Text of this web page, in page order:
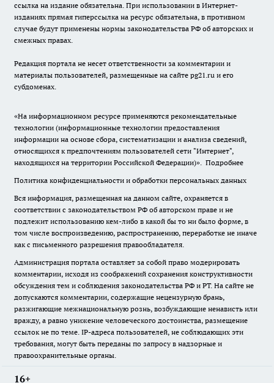
ссылка на издание обязательна. При использовании в Интернет-
изданиях прямая гиперссылка на ресурс обязательна, в противном
случае будут применены нормы законодательства РФ об авторских и
смежных правах.
Редакция портала не несет ответственности за комментарии и
материалы пользователей, размещенные на сайте pg21.ru и его
субдоменах.
«На информационном ресурсе применяются рекомендательные
технологии (информационные технологии предоставления
информации на основе сбора, систематизации и анализа сведений,
относящихся к предпочтениям пользователей сети "Интернет",
находящихся на территории Российской Федерации)». Подробнее
Политика конфиденциальности и обработки персональных данных
Вся информация, размещенная на данном сайте, охраняется в
соответствии с законодательством РФ об авторском праве и не
подлежит использованию кем-либо в какой бы то ни было форме, в
том числе воспроизведению, распространению, переработке не иначе
как с письменного разрешения правообладателя.
Администрация портала оставляет за собой право модерировать
комментарии, исходя из соображений сохранения конструктивности
обсуждения тем и соблюдения законодательства РФ и РТ. На сайте не
допускаются комментарии, содержащие нецензурную брань,
разжигающие межнациональную рознь, возбуждающие ненависть или
вражду, а равно унижение человеческого достоинства, размещение
ссылок не по теме. IP-адреса пользователей, не соблюдающих эти
требования, могут быть переданы по запросу в надзорные и
правоохранительные органы.
16+